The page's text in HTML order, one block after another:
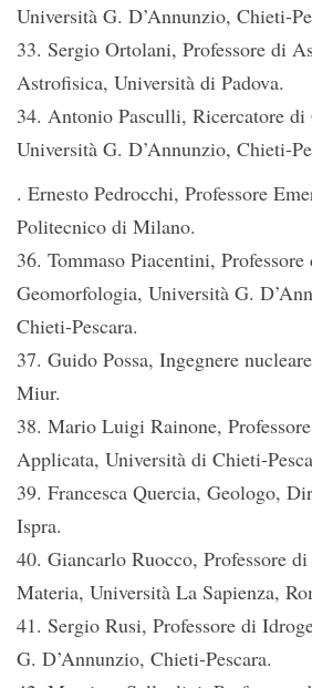
Università G. D’Annunzio, Chieti-
33. Sergio Ortolani, Professore di
Astrofisica, Università di Padova.
34. Antonio Pasculli, Ricercatore
Università G. D’Annunzio, Chieti-
. Ernesto Pedrocchi, Professore
Politecnico di Milano.
36. Tommaso Piacentini,
Geomorfologia, Università G.
Chieti-Pescara.
37. Guido Possa, Ingegnere
Miur.
38. Mario Luigi Rainone,
Applicata, Università di Chieti-
39. Francesca Quercia, Geologo,
Ispra.
40. Giancarlo Ruocco, Professore
Materia, Università La Sapienza,
41. Sergio Rusi, Professore di
G. D’Annunzio, Chieti-Pescara.